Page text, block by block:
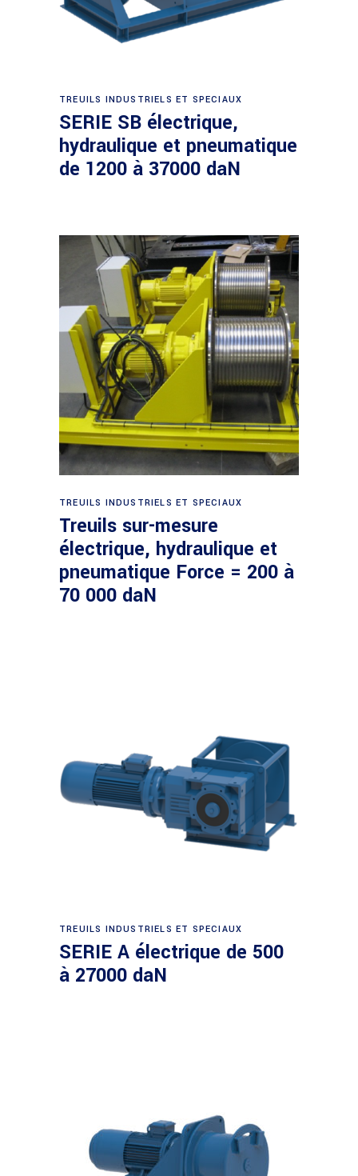
Demande de devis
TREUILS INDUSTRIELS ET SPECIAUX
SERIE SB électrique,
hydraulique et pneumatique
de 1200 à 37000 daN
Demande de devis
TREUILS INDUSTRIELS ET SPECIAUX
Treuils sur-mesure
électrique, hydraulique et
pneumatique Force = 200 à
70 000 daN
Demande de devis
TREUILS INDUSTRIELS ET SPECIAUX
SERIE A électrique de 500
à 27000 daN